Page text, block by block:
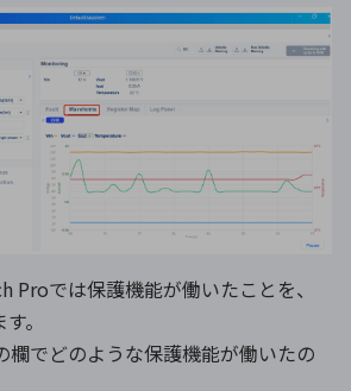
Proでは保護機能が働いたことを、
。
でどのような保護機能が働いたの